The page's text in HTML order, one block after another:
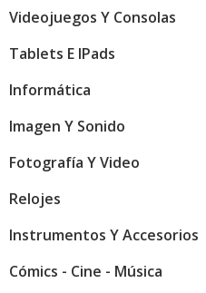
Videojuegos Y Consolas
Tablets E IPads
Informática
Imagen Y Sonido
Fotografía Y Video
Relojes
Instrumentos Y Accesorios
Cómics - Cine - Música